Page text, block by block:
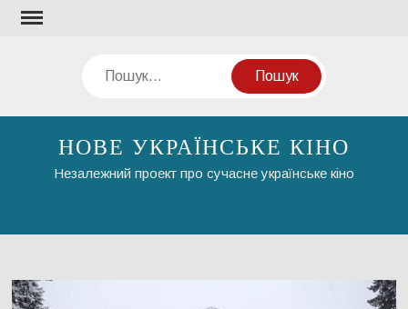
Перейти
Пошук
НОВЕ УКРАЇНСЬКЕ КІНО
Незалежний проект про сучасне українське кіно